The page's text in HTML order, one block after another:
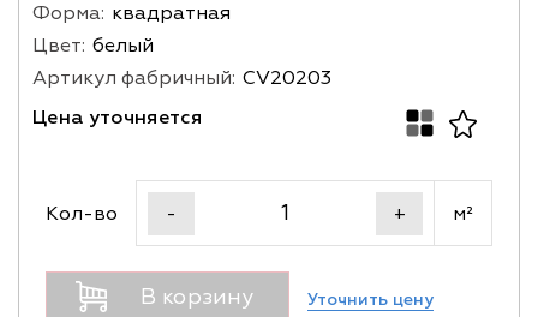
Форма: квадратная
Цвет: белый
Артикул фабричный: CV20203
Цена уточняется
Кол-во - + м²
В корзину Уточнить цену